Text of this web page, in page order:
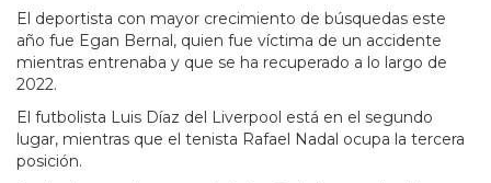
El deportista con mayor crecimiento de búsquedas este
año fue Egan Bernal, quien fue víctima de un accidente
mientras entrenaba y que se ha recuperado a lo largo de
2022.
El futbolista Luis Díaz del Liverpool está en el segundo
lugar, mientras que el tenista Rafael Nadal ocupa la tercera
posición.